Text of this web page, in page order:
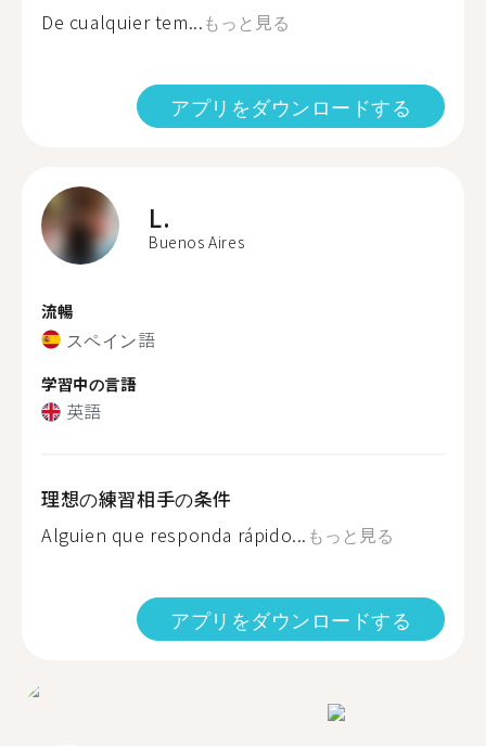
De cualquier tem...もっと見る
アプリをダウンロードする
L.
Buenos Aires
流暢
スペイン語
学習中の言語
英語
理想の練習相手の条件
Alguien que responda rápido... もっと見る
アプリをダウンロードする